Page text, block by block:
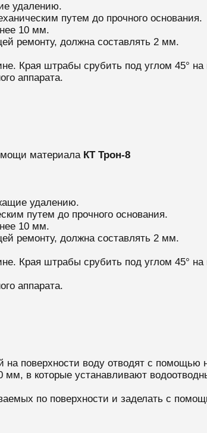
удалению.
путем до прочного основания.
10 мм.
ремонту, должна составлять 2 мм.
Края штрабы срубить под углом 45° на
аппарата.
материала КТ Трон-8
удалению.
путем до прочного основания.
10 мм.
ремонту, должна составлять 2 мм.
Края штрабы срубить под углом 45° на
аппарата.
поверхности воду отводят с помощью
в которые устанавливают
по поверхности и заделать с